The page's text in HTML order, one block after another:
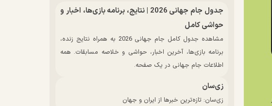
جدول جام جهانی 2026 | نتایج، برنامه بازی‌ها، اخبار و
حواشی کامل
مشاهده جدول کامل جام جهانی 2026 به همراه نتایج زنده،
برنامه بازی‌ها، آخرین اخبار، حواشی و خلاصه مسابقات. همه
اطلاعات جام جهانی در یک صفحه.
زی‌سان
زی‌سان: تازه‌ترین خبرها از ایران و جهان